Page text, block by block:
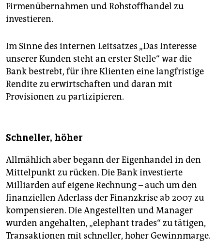
Firmenübernahmen und Rohstoffhandel zu
investieren.
Im Sinne des internen Leitsatzes „Das Interesse
unserer Kunden steht an erster Stelle“ war die
Bank bestrebt, für ihre Klienten eine langfristige
Rendite zu erwirtschaften und daran mit
Provisionen zu partizipieren.
Schneller, höher
Allmählich aber begann der Eigenhandel in den
Mittelpunkt zu rücken. Die Bank investierte
Milliarden auf eigene Rechnung – auch um den
finanziellen Aderlass der Finanzkrise ab 2007 zu
kompensieren. Die Angestellten und Manager
wurden angehalten, „elephant trades“ zu tätigen,
Transaktionen mit schneller, hoher Gewinnmarge.